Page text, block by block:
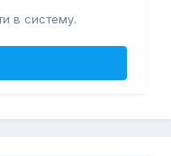
в систему.